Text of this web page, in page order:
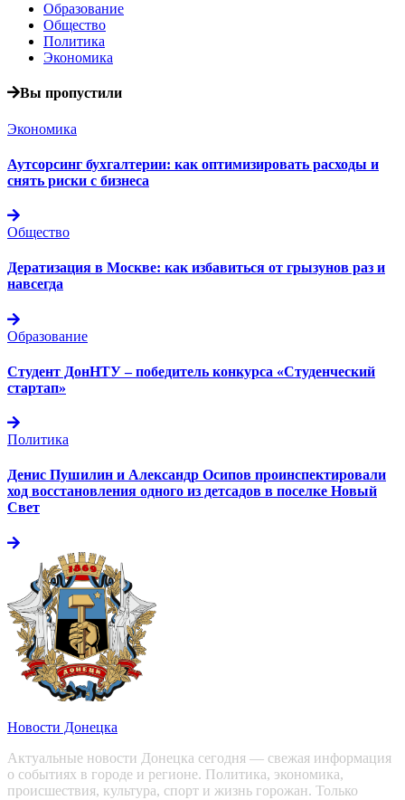
Образование
Общество
Политика
Экономика
Вы пропустили
Экономика
Аутсорсинг бухгалтерии: как оптимизировать расходы и
снять риски с бизнеса
Общество
Дератизация в Москве: как избавиться от грызунов раз и
навсегда
Образование
Студент ДонНТУ – победитель конкурса «Студенческий
стартап»
Политика
Денис Пушилин и Александр Осипов проинспектировали
ход восстановления одного из детсадов в поселке Новый
Свет
Новости Донецка
Актуальные новости Донецка сегодня — свежая информация
о событиях в городе и регионе. Политика, экономика,
происшествия, культура, спорт и жизнь горожан. Только